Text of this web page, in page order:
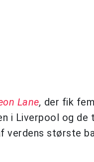
Lane, der fik
i Liverpool og de
verdens største